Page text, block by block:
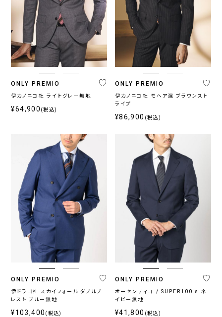
ONLY PREMIO
伊カノニコ社 ライトグレー無地
¥64,900 (税込)
ONLY PREMIO
伊カノニコ社 モヘア混 ブラウンスト
ライプ
¥86,900 (税込)
ONLY PREMIO
伊ドラゴ社 スカイフォール ダブルブ
レスト ブルー無地
¥103,400 (税込)
ONLY PREMIO
オーセンティコ / SUPER100's ネ
イビー無地
¥41,800 (税込)